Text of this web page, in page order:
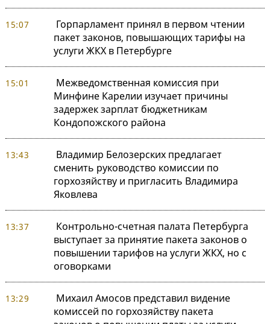
15:07
Горпарламент принял в первом чтении
пакет законов, повышающих тарифы на
услуги ЖКХ в Петербурге
15:01
Межведомственная комиссия при
Минфине Карелии изучает причины
задержек зарплат бюджетникам
Кондопожского района
13:43
Владимир Белозерских предлагает
сменить руководство комиссии по
горхозяйству и пригласить Владимира
Яковлева
13:37
Контрольно-счетная палата Петербурга
выступает за принятие пакета законов о
повышении тарифов на услуги ЖКХ, но с
оговорками
13:29
Михаил Амосов представил видение
комиссей по горхозяйству пакета